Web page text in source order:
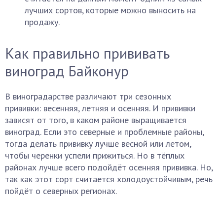
лучших сортов, которые можно выносить на
продажу.
Как правильно прививать
виноград Байконур
В виноградарстве различают три сезонных
прививки: весенняя, летняя и осенняя. И прививки
зависят от того, в каком районе выращивается
виноград. Если это северные и проблемные районы,
тогда делать прививку лучше весной или летом,
чтобы черенки успели прижиться. Но в тёплых
районах лучше всего подойдёт осенняя прививка. Но,
так как этот сорт считается холодоустойчивым, речь
пойдёт о северных регионах.